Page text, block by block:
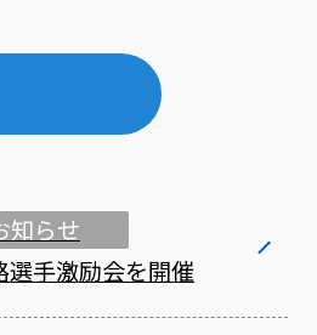
知らせ
選手激励会を開催